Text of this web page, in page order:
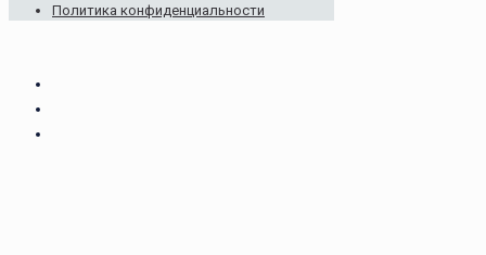
Политика конфиденциальности